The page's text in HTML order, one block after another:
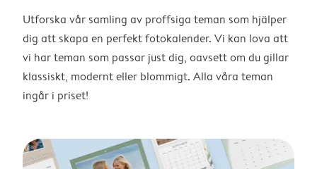
Utforska vår samling av proffsiga teman som hjälper
dig att skapa en perfekt fotokalender. Vi kan lova att
vi har teman som passar just dig, oavsett om du gillar
klassiskt, modernt eller blommigt. Alla våra teman
ingår i priset!